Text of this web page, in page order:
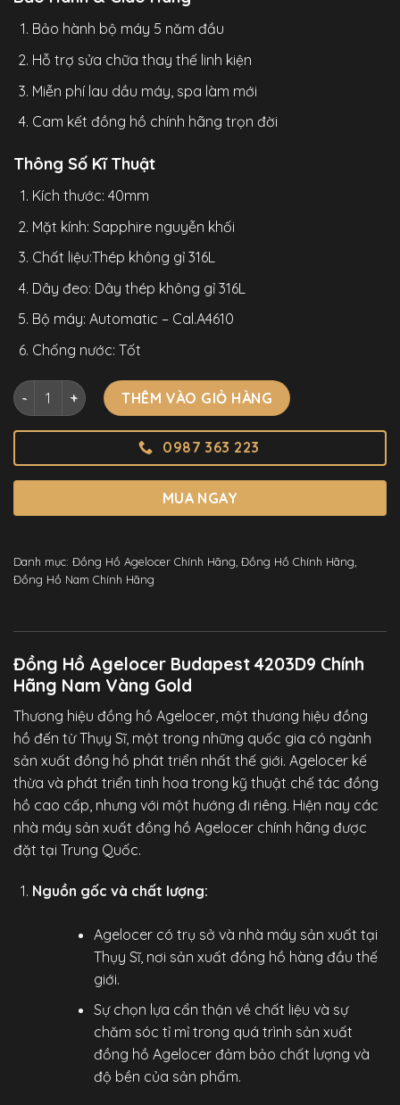
Bảo hành bộ máy 5 năm đầu
Hỗ trợ sửa chữa thay thế linh kiện
Miễn phí lau dầu máy, spa làm mới
Cam kết đồng hồ chính hãng trọn đời
Thông Số Kĩ Thuật
Kích thước: 40mm
Mặt kính: Sapphire nguyễn khối
Chất liệu:Thép không gỉ 316L
Dây đeo: Dây thép không gỉ 316L
Bộ máy: Automatic – Cal.A4610
Chống nước: Tốt
Đồng Hồ Agelocer Budapest 4203D9 Chính Hãng Nam
THÊM VÀO GIỎ HÀNG
0987 363 223
MUA NGAY
Danh mục: Đồng Hồ Agelocer Chính Hãng, Đồng Hồ Chính Hãng,
Đồng Hồ Nam Chính Hãng
Đồng Hồ Agelocer Budapest 4203D9 Chính
Hãng Nam Vàng Gold
Thương hiệu đồng hồ Agelocer, một thương hiệu đồng
hồ đến từ Thụy Sĩ, một trong những quốc gia có ngành
sản xuất đồng hồ phát triển nhất thế giới. Agelocer kế
thừa và phát triển tinh hoa trong kỹ thuật chế tác đồng
hồ cao cấp, nhưng với một hướng đi riêng. Hiện nay các
nhà máy sản xuất đồng hồ Agelocer chính hãng được
đặt tại Trung Quốc.
Nguồn gốc và chất lượng:
Agelocer có trụ sở và nhà máy sản xuất tại
Thụy Sĩ, nơi sản xuất đồng hồ hàng đầu thế
giới.
Sự chọn lựa cẩn thận về chất liệu và sự
chăm sóc tỉ mỉ trong quá trình sản xuất
đồng hồ Agelocer đảm bảo chất lượng và
độ bền của sản phẩm.